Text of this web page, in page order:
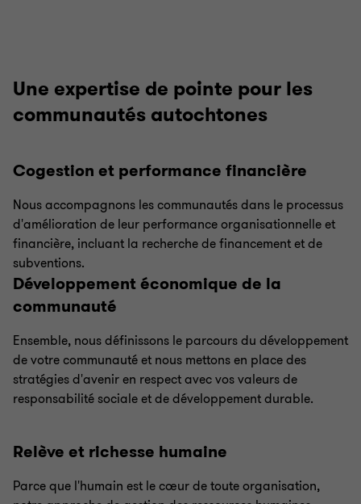
Une expertise de pointe pour les
communautés autochtones
Cogestion et performance financière
Nous accompagnons les communautés dans le processus
d'amélioration de leur performance organisationnelle et
financière, incluant la recherche de financement et de
subventions.
Développement économique de la
communauté
Ensemble, nous définissons le parcours du développement
de votre communauté et nous mettons en place des
stratégies d'avenir en respect avec vos valeurs de
responsabilité sociale et de développement durable.
Relève et richesse humaine
Parce que l'humain est le cœur de toute organisation,